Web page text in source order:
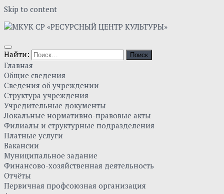
Skip to content
Найти:
Главная
Общие сведения
Сведения об учреждении
Структура учреждения
Учредительные документы
Локальные нормативно-правовые акты
Филиалы и структурные подразделения
Платные услуги
Вакансии
Муниципальное задание
Финансово-хозяйственная деятельность
Отчёты
Первичная профсоюзная организация